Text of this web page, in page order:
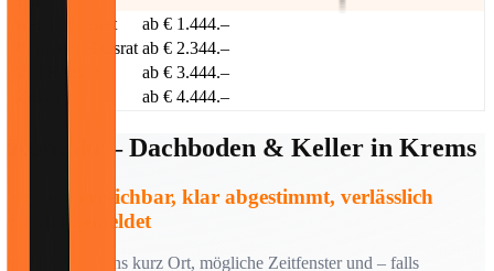
Wenig Hausrat
ab € 1.444.–
Normaler Hausrat ab € 2.344.–
Viel Hausrat
ab € 3.444.–
ab € 4.444.–
Kontakt – Dachboden & Keller in Krems
Schnell erreichbar, klar abgestimmt, verlässlich
zurückgemeldet
Schicken Sie uns kurz Ort, mögliche Zeitfenster und – falls